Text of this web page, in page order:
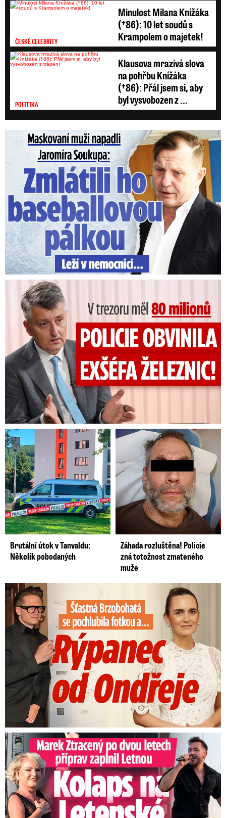
ČESKÉ CELEBRITY
Minulost Milana Knížáka
(†86): 10 let soudů s
Krampolem o majetek!
POLITIKA
Klausova mrazivá slova
na pohřbu Knížáka
(†86): Přál jsem si, aby
byl vysvobozen z ...
Maskovaní muži napadli Jaromíra Soukupa: Krvavá nakládačka
V trezoru měl 80 milionů: Policie obvinila exšéfa železnic!
Brutální útok v Tanvaldu:
Několik pobodaných
Záhada rozluštěna! Policie
zná totožnost zmateného
muže
Šťastná Brzobohatá se pochlubila fotkou: Rýpanec od Ondřeje
Marek Ztracený na Letné: Pártlová stopla koncert